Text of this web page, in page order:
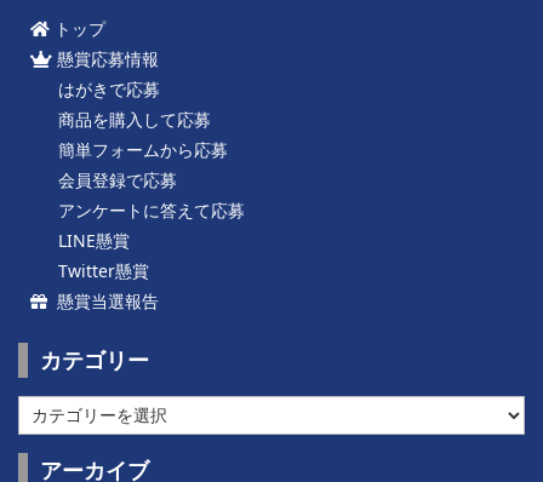
トップ
懸賞応募情報
はがきで応募
商品を購入して応募
簡単フォームから応募
会員登録で応募
アンケートに答えて応募
LINE懸賞
Twitter懸賞
懸賞当選報告
カテゴリー
カ
テ
ゴ アーカイブ